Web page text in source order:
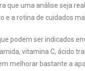
que uma análise seja
e a rotina de cuidados
podem ser indicados
vitamina C, ácido
melhorar bastante a